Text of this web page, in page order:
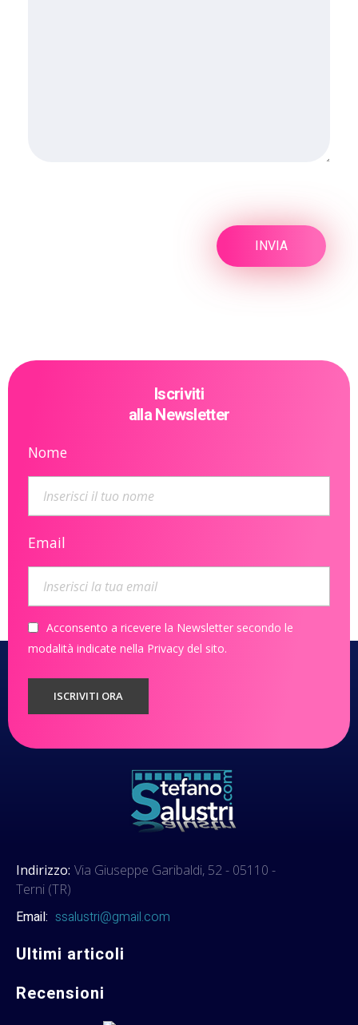
Iscriviti
alla Newsletter
Nome
Email
Acconsento a ricevere la Newsletter secondo le
modalità indicate nella Privacy del sito.
Indirizzo: Via Giuseppe Garibaldi, 52 - 05110 -
Terni (TR)
Email: ssalustri@gmail.com
Ultimi articoli
Recensioni